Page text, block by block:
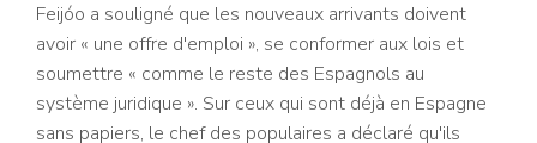
Feijóo a souligné que les nouveaux arrivants doivent
avoir « une offre d'emploi », se conformer aux lois et
soumettre « comme le reste des Espagnols au
système juridique ». Sur ceux qui sont déjà en Espagne
sans papiers, le chef des populaires a déclaré qu'ils